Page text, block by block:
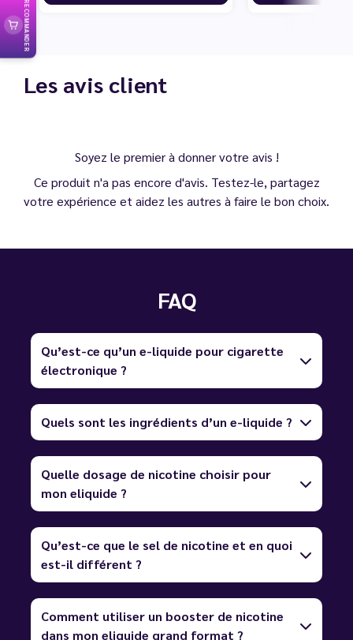
Les avis client
Soyez le premier à donner votre avis !
Ce produit n'a pas encore d'avis. Testez-le, partagez
votre expérience et aidez les autres à faire le bon choix.
FAQ
Qu’est-ce qu’un e-liquide pour cigarette
électronique ?
Quels sont les ingrédients d’un e-liquide ?
Quelle dosage de nicotine choisir pour
mon eliquide ?
Qu’est-ce que le sel de nicotine et en quoi
est-il différent ?
Comment utiliser un booster de nicotine
dans mon eliquide grand format ?
RECOMMANDER